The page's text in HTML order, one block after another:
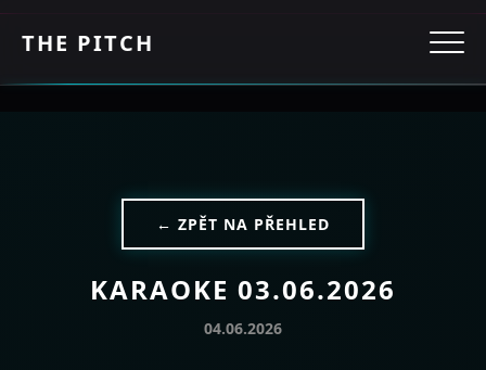
THE PITCH
← ZPĚT NA PŘEHLED
KARAOKE 03.06.2026
04.06.2026